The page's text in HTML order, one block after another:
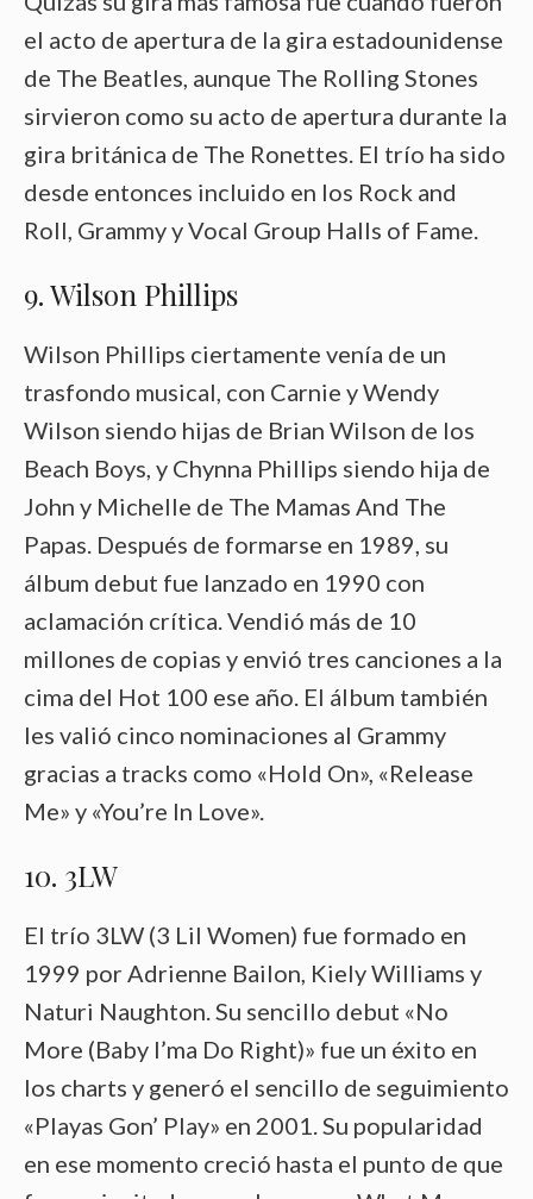
el acto de apertura de la gira estadounidense
de The Beatles, aunque The Rolling Stones
sirvieron como su acto de apertura durante la
gira británica de The Ronettes. El trío ha sido
desde entonces incluido en los Rock and
Roll, Grammy y Vocal Group Halls of Fame.
9. Wilson Phillips
Wilson Phillips ciertamente venía de un
trasfondo musical, con Carnie y Wendy
Wilson siendo hijas de Brian Wilson de los
Beach Boys, y Chynna Phillips siendo hija de
John y Michelle de The Mamas And The
Papas. Después de formarse en 1989, su
álbum debut fue lanzado en 1990 con
aclamación crítica. Vendió más de 10
millones de copias y envió tres canciones a la
cima del Hot 100 ese año. El álbum también
les valió cinco nominaciones al Grammy
gracias a tracks como «Hold On», «Release
Me» y «You’re In Love».
10. 3LW
El trío 3LW (3 Lil Women) fue formado en
1999 por Adrienne Bailon, Kiely Williams y
Naturi Naughton. Su sencillo debut «No
More (Baby I’ma Do Right)» fue un éxito en
los charts y generó el sencillo de seguimiento
«Playas Gon’ Play» en 2001. Su popularidad
en ese momento creció hasta el punto de que